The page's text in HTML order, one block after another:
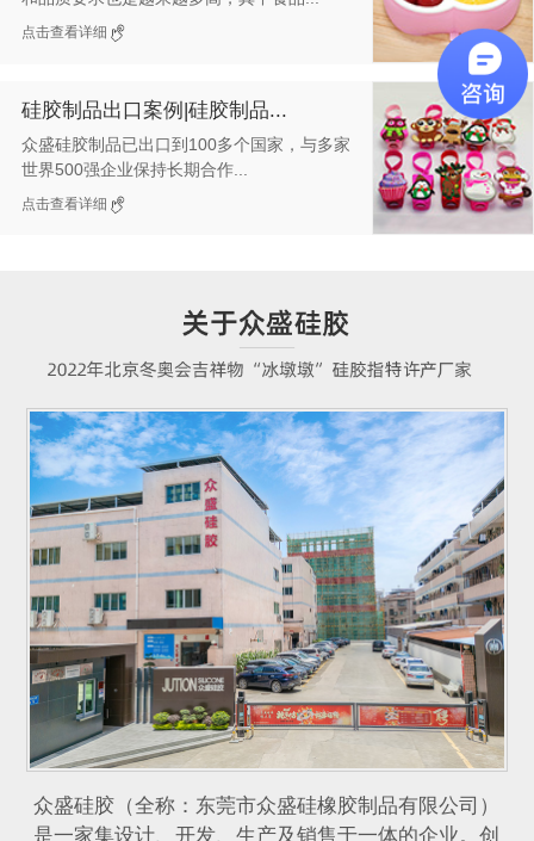
点击查看详细
硅胶制品出口案例|硅胶制品...
众盛硅胶制品已出口到100多个国家，与多家
世界500强企业保持长期合作...
点击查看详细
众盛硅胶（全称：东莞市众盛硅橡胶制品有限公司）
是一家集设计、开发、生产及销售于一体的企业。创